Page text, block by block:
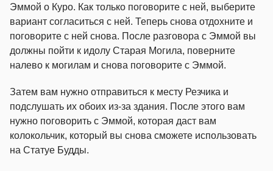
Эммой о Куро. Как только поговорите с ней, выберите
вариант согласиться с ней. Теперь снова отдохните и
поговорите с ней снова. После разговора с Эммой вы
должны пойти к идолу Старая Могила, поверните
налево к могилам и снова поговорите с Эммой.
Затем вам нужно отправиться к месту Резчика и
подслушать их обоих из-за здания. После этого вам
нужно поговорить с Эммой, которая даст вам
колокольчик, который вы снова сможете использовать
на Статуе Будды.